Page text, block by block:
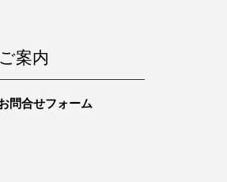
案内
問合せフォーム